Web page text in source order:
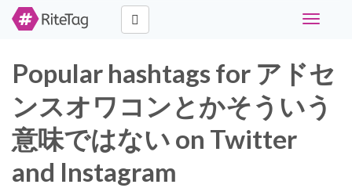
Toggle
Popular hashtags for アドセ
ンスオワコンとかそういう
意味ではない on Twitter
and Instagram